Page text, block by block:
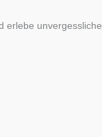
erlebe unvergessliche